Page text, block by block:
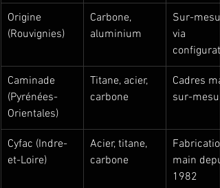
Origine
(Rouvignies)
Carbone,
aluminium
Sur-
via
Caminade
(Pyrénées-
Orientales)
Titane, acier,
carbone
Cadres
sur-
Cyfac (Indre-
et-Loire)
Acier, titane,
carbone
main
1982